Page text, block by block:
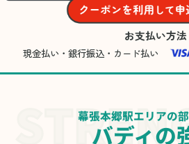
お支払い方法
現金払い・銀行振込・カード払い
幕張本郷駅エリアの
バディの